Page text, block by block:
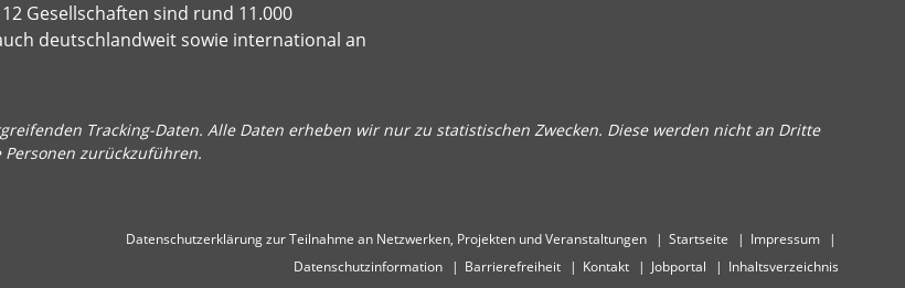
Gesellschaften sind rund 11.000
deutschlandweit sowie international an
Tracking-Daten. Alle Daten erheben wir nur zu statistischen Zwecken. Diese werden nicht an Dritte
zurückzuführen.
Datenschutzerklärung zur Teilnahme an Netzwerken, Projekten und Veranstaltungen Startseite
Impressum
Datenschutzinformation
Barrierefreiheit Kontakt Jobportal Inhaltsverzeichnis